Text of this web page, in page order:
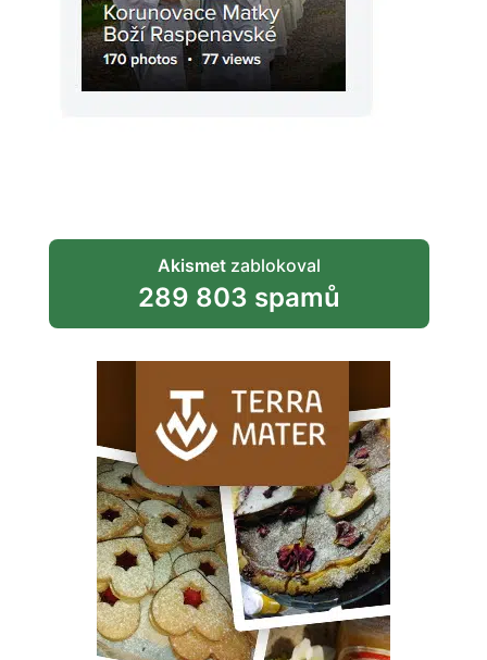
Akismetzablokoval
289 803 spamů